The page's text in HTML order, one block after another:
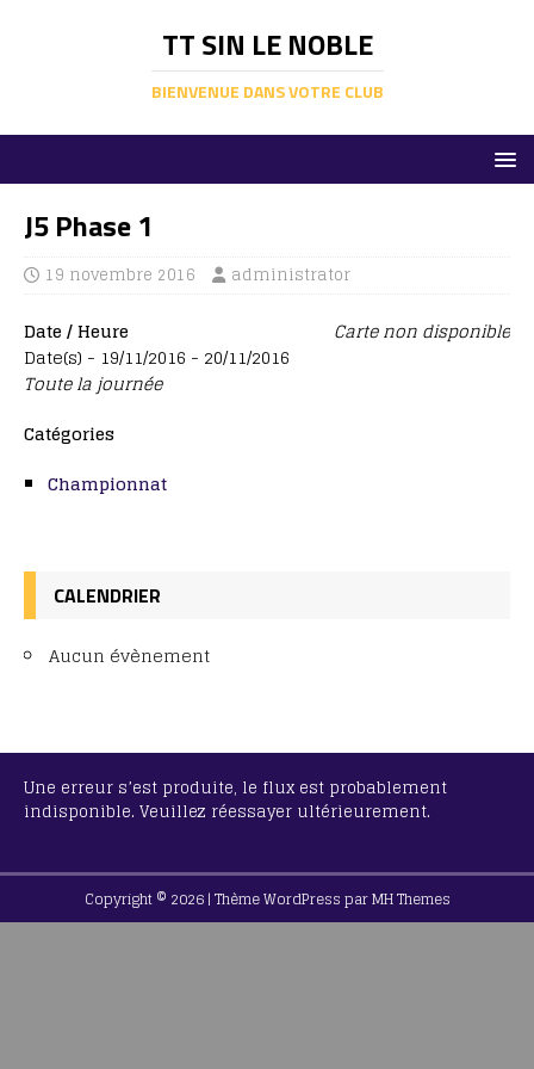
TT SIN LE NOBLE
BIENVENUE DANS VOTRE CLUB
J5 Phase 1
19 novembre 2016 administrator
Carte non disponible
Date / Heure
Date(s) - 19/11/2016 - 20/11/2016
Toute la journée
Catégories
Championnat
CALENDRIER
Aucun évènement
Une erreur s’est produite, le flux est probablement
indisponible. Veuillez réessayer ultérieurement.
Copyright © 2026 | Thème WordPress parMH Themes